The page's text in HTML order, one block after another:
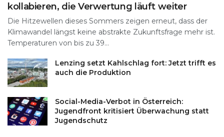
kollabieren, die Verwertung läuft weiter
Die Hitzewellen dieses Sommers zeigen erneut, dass der
Klimawandel längst keine abstrakte Zukunftsfrage mehr ist.
Temperaturen von bis zu 39...
Lenzing setzt Kahlschlag fort: Jetzt trifft es
auch die Produktion
Social-Media-Verbot in Österreich:
Jugendfront kritisiert Überwachung statt
Jugendschutz